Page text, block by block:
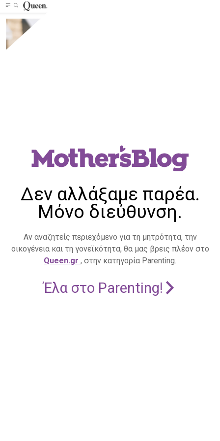
Δεν αλλάξαμε παρέα.
Μόνο διεύθυνση.
Αν αναζητείς περιεχόμενο για τη μητρότητα, την
οικογένεια και τη γονεϊκότητα, θα μας βρεις πλέον στο
Queen.gr , στην κατηγορία Parenting.
Έλα στο Parenting!